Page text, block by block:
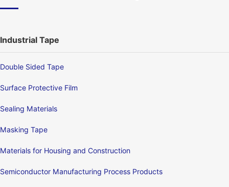
Industrial Tape
Double Sided Tape
Surface Protective Film
Sealing Materials
Masking Tape
Materials for Housing and Construction
Semiconductor Manufacturing Process Products